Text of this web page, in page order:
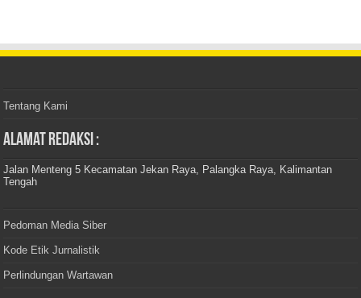
Tentang Kami
Alamat Redaksi :
Jalan Menteng 5 Kecamatan Jekan Raya, Palangka Raya, Kalimantan
Tengah
Pedoman Media Siber
Kode Etik Jurnalistik
Perlindungan Wartawan